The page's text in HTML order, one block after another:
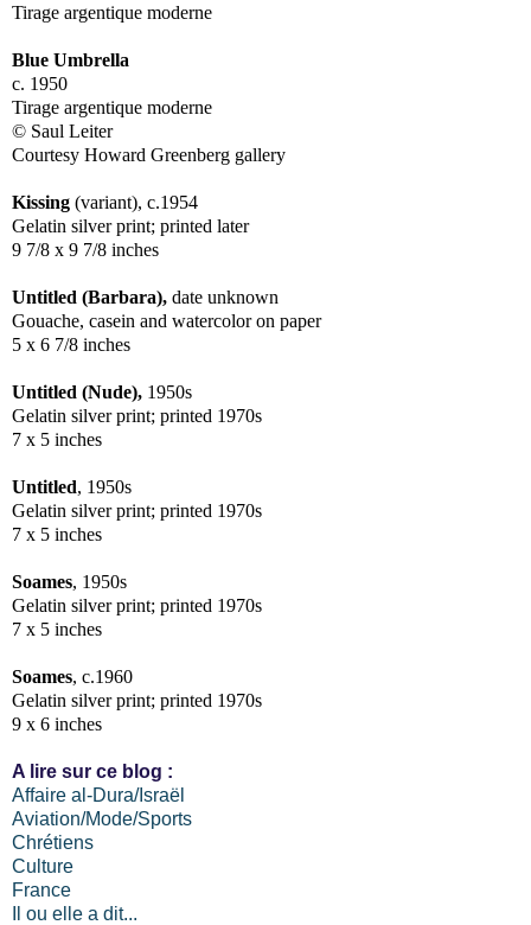
Tirage argentique moderne
Blue Umbrella
c. 1950
Tirage argentique moderne
© Saul Leiter
Courtesy Howard Greenberg gallery
Kissing (variant), c.1954
Gelatin silver print; printed later
9 7/8 x 9 7/8 inches
Untitled (Barbara), date unknown
Gouache, casein and watercolor on paper
5 x 6 7/8 inches
Untitled (Nude), 1950s
Gelatin silver print; printed 1970s
7 x 5 inches
Untitled, 1950s
Gelatin silver print; printed 1970s
7 x 5 inches
Soames, 1950s
Gelatin silver print; printed 1970s
7 x 5 inches
Soames, c.1960
Gelatin silver print; printed 1970s
9 x 6 inches
A lire sur ce blog :
Affaire al-Dura/Israël
Aviation/Mode/Sports
Chrétiens
Culture
France
Il ou elle a dit...